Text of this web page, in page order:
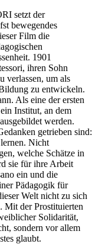
setzt der
bewegendes
Film die
1901
ihren Sohn
verlassen, um als
zu entwickeln.
Als eine der ersten
Institut, an dem
werden.
getrieben sind:
Nicht
welche Schätze in
sie für ihre Arbeit
ein und die
Pädagogik für
Welt nicht zu sich
Mit der Prostituierten
Solidarität,
sondern vor allem
glaubt.